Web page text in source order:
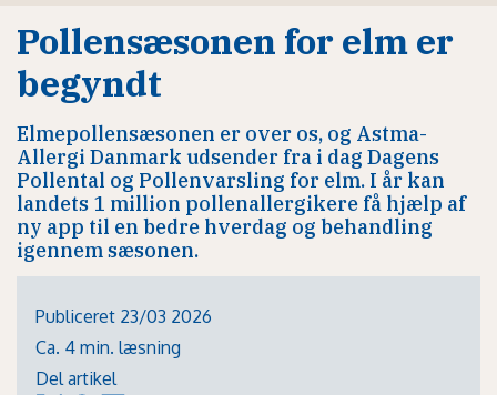
Pollensæsonen for elm er
begyndt
Elmepollensæsonen er over os, og Astma-
Allergi Danmark udsender fra i dag Dagens
Pollental og Pollenvarsling for elm. I år kan
landets 1 million pollenallergikere få hjælp af
ny app til en bedre hverdag og behandling
igennem sæsonen.
Publiceret 23/03 2026
Ca. 4 min. læsning
Del artikel